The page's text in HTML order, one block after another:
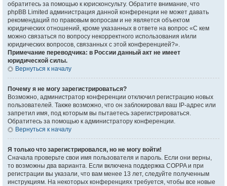
обратитесь за помощью к юрисконсульту. Обратите внимание, что
phpBB Limited администрация данной конференции не может давать
рекомендаций по правовым вопросам и не является объектом
юридических отношений, кроме указанных в ответе на вопрос «С кем
можно связаться по вопросу некорректного использования и/или
юридических вопросов, связанных с этой конференцией?».
Примечание переводчика: в России данный акт не имеет
юридической силы.
Вернуться к началу
Почему я не могу зарегистрироваться?
Возможно, администратор конференции отключил регистрацию новых
пользователей. Также возможно, что он заблокировал ваш IP-адрес или
запретил имя, под которым вы пытаетесь зарегистрироваться.
Обратитесь за помощью к администратору конференции.
Вернуться к началу
Я только что зарегистрировался, но не могу войти!
Сначала проверьте свои имя пользователя и пароль. Если они верны,
то возможны два варианта. Если включена поддержка COPPA и при
регистрации вы указали, что вам менее 13 лет, следуйте полученным
инструкциям. На некоторых конференциях требуется, чтобы все новые